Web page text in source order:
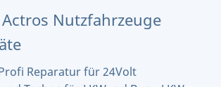
Nutzfahrzeuge
Reparatur für 24Volt